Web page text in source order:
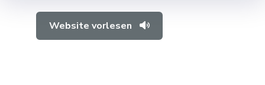
Website vorlesen